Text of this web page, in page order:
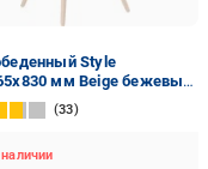
Style
мм Beige бежевый/
33